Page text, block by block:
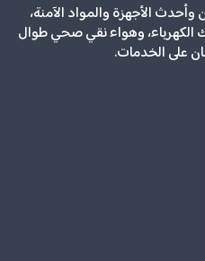
الأجهزة والمواد الآمنة،
الكهرباء، وهواء نقي صحي طوال